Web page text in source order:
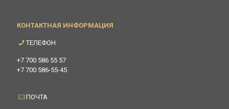
КОНТАКТНАЯ ИНФОРМАЦИЯ
ТЕЛЕФОН
+7 700 586 55 57
+7 700 586-55-45
ПОЧТА